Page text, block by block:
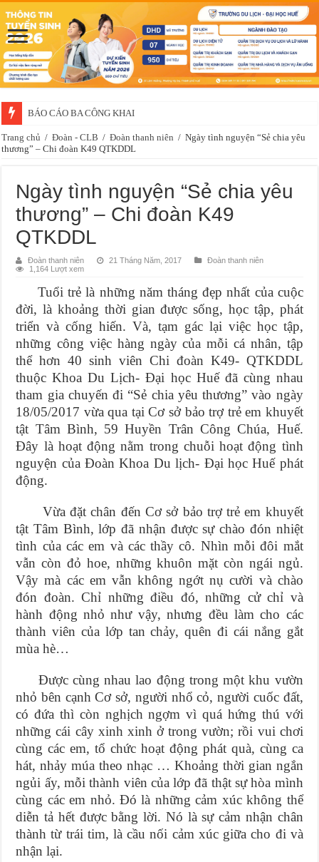
BÁO CÁO BA CÔNG KHAI
Trang chủ / Đoàn - CLB / Đoàn thanh niên / Ngày tình nguyện “Sẻ chia yêu
thương” – Chi đoàn K49 QTKDDL
Ngày tình nguyện “Sẻ chia yêu
thương” – Chi đoàn K49
QTKDDL
Đoàn thanh niên 21 Tháng Năm, 2017
Đoàn thanh niên
1,164 Lượt xem
Tuổi trẻ là những năm tháng đẹp nhất của cuộc
đời, là khoảng thời gian được sống, học tập, phát
triển và cống hiến. Và, tạm gác lại việc học tập,
những công việc hàng ngày của mỗi cá nhân, tập
thể hơn 40 sinh viên Chi đoàn K49- QTKDDL
thuộc Khoa Du Lịch- Đại học Huế đã cùng nhau
tham gia chuyến đi “Sẻ chia yêu thương” vào ngày
18/05/2017 vừa qua tại Cơ sở bảo trợ trẻ em khuyết
tật Tâm Bình, 59 Huyền Trân Công Chúa, Huế.
Đây là hoạt động nằm trong chuỗi hoạt động tình
nguyện của Đoàn Khoa Du lịch- Đại học Huế phát
động.
Vừa đặt chân đến Cơ sở bảo trợ trẻ em khuyết
tật Tâm Bình, lớp đã nhận được sự chào đón nhiệt
tình của các em và các thầy cô. Nhìn mỗi đôi mắt
vẫn còn đỏ hoe, những khuôn mặt còn ngái ngủ.
Vậy mà các em vẫn không ngớt nụ cười và chào
đón đoàn. Chỉ những điều đó, những cử chỉ và
hành động nhỏ như vậy, nhưng đều làm cho các
thành viên của lớp tan chảy, quên đi cái nắng gắt
mùa hè…
Được cùng nhau lao động trong một khu vườn
nhỏ bên cạnh Cơ sở, người nhổ cỏ, người cuốc đất,
có đứa thì còn nghịch ngợm vì quá hứng thú với
những cái cây xinh xinh ở trong vườn; rồi vui chơi
cùng các em, tổ chức hoạt động phát quà, cùng ca
hát, nhảy múa theo nhạc … Khoảng thời gian ngắn
ngủi ấy, mỗi thành viên của lớp đã thật sự hòa mình
cùng các em nhỏ. Đó là những cảm xúc không thể
diễn tả hết được bằng lời. Nó là sự cảm nhận chân
thành từ trái tim, là cầu nối cảm xúc giữa cho đi và
nhận lại.